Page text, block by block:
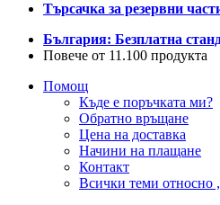
Търсачка за резервни
България: Безплатна
Повече от 11.100 продукта
Помощ
Къде е поръчката ми?
Обратно връщане
Цена на доставка
Начини на плащане
Контакт
Всички теми